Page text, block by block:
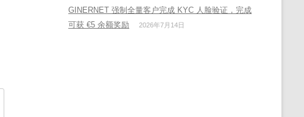
GINERNET 强制全量客户完成 KYC 人脸验证，完成
可获 €5 余额奖励
2026年7月14日